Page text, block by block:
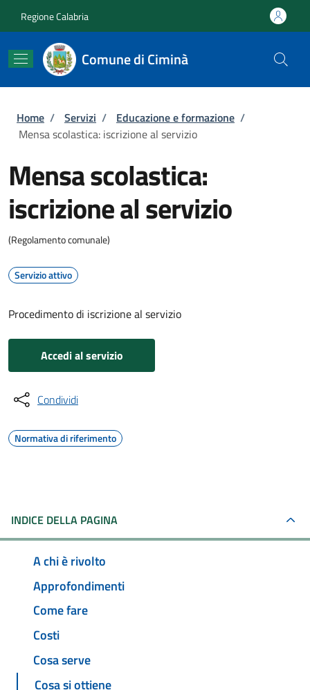
Regione Calabria
Comune di Ciminà
Briciole di pane
Home / Servizi / Educazione e formazione /
Mensa scolastica: iscrizione al servizio
Mensa scolastica:
iscrizione al servizio
(Regolamento comunale)
Servizio attivo
Procedimento di iscrizione al servizio
Accedi al servizio
Condividi
Normativa di riferimento
INDICE DELLA PAGINA
A chi è rivolto
Approfondimenti
Come fare
Costi
Cosa serve
Cosa si ottiene